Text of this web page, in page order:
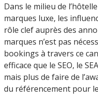
Dans le milieu de
marques luxe, les
rôle clef auprès des
marques n’est pas
bookings à travers ce
efficace que le SEO, le
mais plus de faire de
du référencement pour